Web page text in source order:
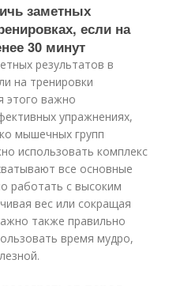
заметных
если на
30 минут
результатов в
на тренировки
этого важно
упражнениях,
мышечных групп
использовать комплекс
все основные
работать с высоким
вес или сокращая
также правильно
время мудро,